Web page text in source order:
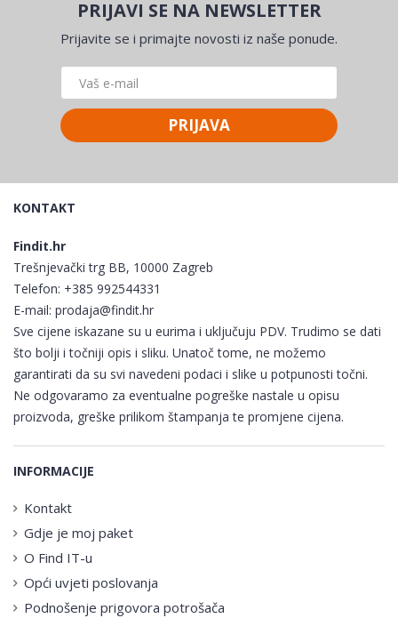
PRIJAVI SE NA NEWSLETTER
Prijavite se i primajte novosti iz naše ponude.
PRIJAVA
KONTAKT
Findit.hr
Trešnjevački trg BB, 10000 Zagreb
Telefon: +385 992544331
E-mail: prodaja@findit.hr
Sve cijene iskazane su u eurima i uključuju PDV. Trudimo se dati
što bolji i točniji opis i sliku. Unatoč tome, ne možemo
garantirati da su svi navedeni podaci i slike u potpunosti točni.
Ne odgovaramo za eventualne pogreške nastale u opisu
proizvoda, greške prilikom štampanja te promjene cijena.
INFORMACIJE
Kontakt
Gdje je moj paket
O Find IT-u
Opći uvjeti poslovanja
Podnošenje prigovora potrošača